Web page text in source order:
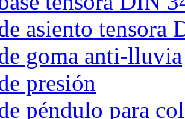
asiento tensora
goma anti-lluvia
presión
péndulo para